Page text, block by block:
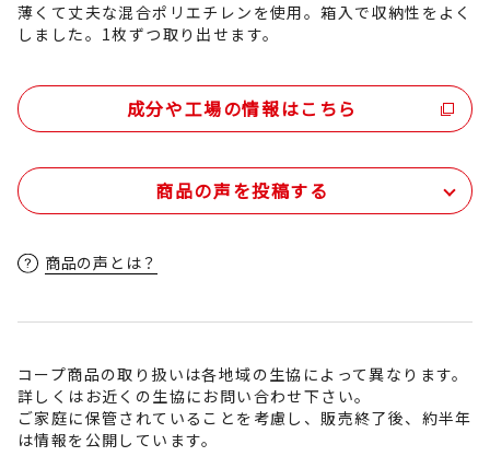
薄くて丈夫な混合ポリエチレンを使用。箱入で収納性をよく
しました。1枚ずつ取り出せます。
成分や工場の情報はこちら
商品の声を投稿する
商品の声とは？
コープ商品の取り扱いは各地域の生協によって異なります。
詳しくはお近くの生協にお問い合わせ下さい。
ご家庭に保管されていることを考慮し、販売終了後、約半年
は情報を公開しています。